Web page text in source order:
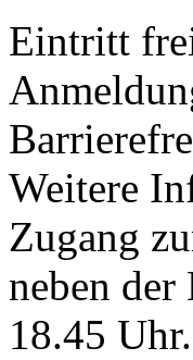
Eintritt
Weitere
Zugang
neben
18.45 Uhr.